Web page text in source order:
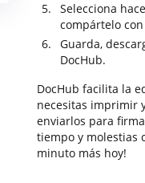
Selecciona
compártelo
Guarda,
DocHub.
DocHub facilita la
necesitas imprimir
enviarlos para
tiempo y molestias
minuto más hoy!